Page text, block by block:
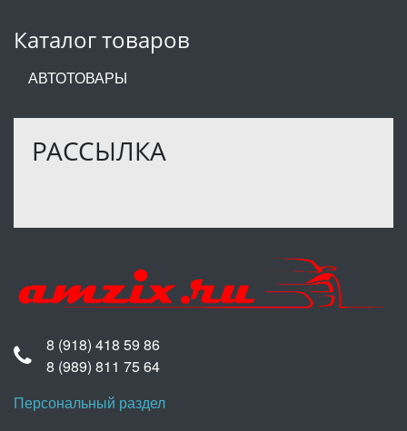
Каталог товаров
АВТОТОВАРЫ
РАССЫЛКА
8 (918) 418 59 86
8 (989) 811 75 64
Персональный раздел